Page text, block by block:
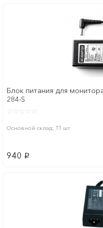
Блок питания для
284-S
Основной склад: 11 шт
940 p